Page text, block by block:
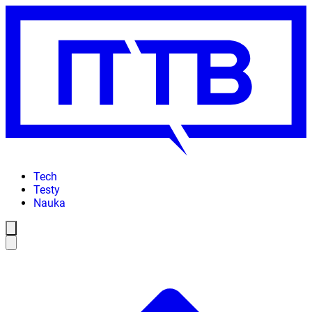
Tech
Testy
Nauka